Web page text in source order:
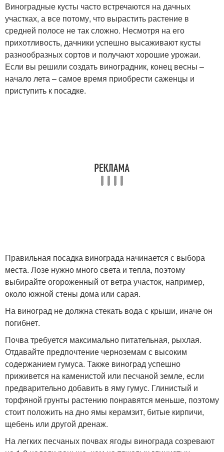
Виноградные кусты часто встречаются на дачных
участках, а все потому, что вырастить растение в
средней полосе не так сложно. Несмотря на его
прихотливость, дачники успешно высаживают кусты
разнообразных сортов и получают хорошие урожаи.
Если вы решили создать виноградник, конец весны –
начало лета – самое время приобрести саженцы и
приступить к посадке.
Правильная посадка винограда начинается с выбора
места. Лозе нужно много света и тепла, поэтому
выбирайте огороженный от ветра участок, например,
около южной стены дома или сарая.
На виноград не должна стекать вода с крыши, иначе он
погибнет.
Почва требуется максимально питательная, рыхлая.
Отдавайте предпочтение черноземам с высоким
содержанием гумуса. Также виноград успешно
приживется на каменистой или песчаной земле, если
предварительно добавить в яму гумус. Глинистый и
торфяной грунты растению понравятся меньше, поэтому
стоит положить на дно ямы керамзит, битые кирпичи,
щебень или другой дренаж.
На легких песчаных почвах ягоды винограда созревают